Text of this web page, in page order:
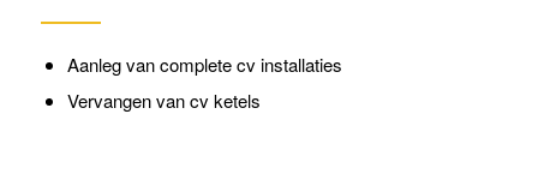
Aanleg van complete cv installaties
Vervangen van cv ketels